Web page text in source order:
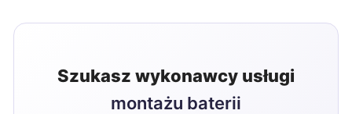
Szukasz wykonawcy usługi
montażu baterii